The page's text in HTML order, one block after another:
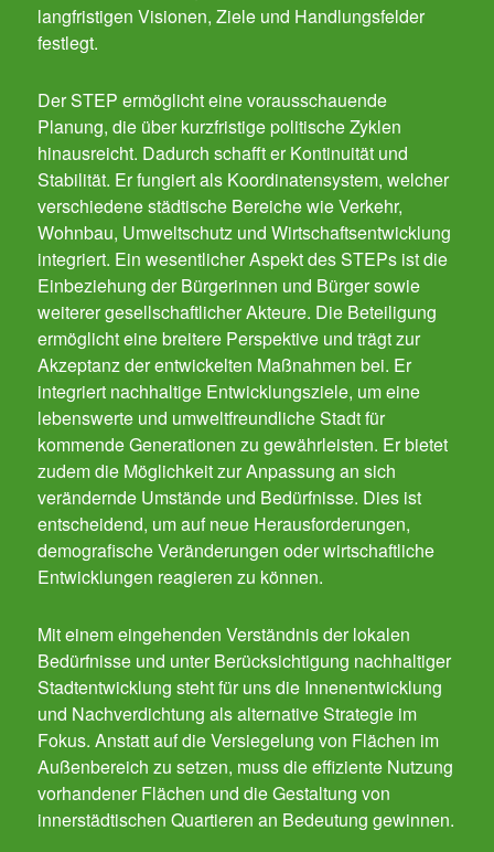
langfristigen Visionen, Ziele und Handlungsfelder
festlegt.
Der STEP ermöglicht eine vorausschauende
Planung, die über kurzfristige politische Zyklen
hinausreicht. Dadurch schafft er Kontinuität und
Stabilität. Er fungiert als Koordinatensystem, welcher
verschiedene städtische Bereiche wie Verkehr,
Wohnbau, Umweltschutz und Wirtschaftsentwicklung
integriert. Ein wesentlicher Aspekt des STEPs ist die
Einbeziehung der Bürgerinnen und Bürger sowie
weiterer gesellschaftlicher Akteure. Die Beteiligung
ermöglicht eine breitere Perspektive und trägt zur
Akzeptanz der entwickelten Maßnahmen bei. Er
integriert nachhaltige Entwicklungsziele, um eine
lebenswerte und umweltfreundliche Stadt für
kommende Generationen zu gewährleisten. Er bietet
zudem die Möglichkeit zur Anpassung an sich
verändernde Umstände und Bedürfnisse. Dies ist
entscheidend, um auf neue Herausforderungen,
demografische Veränderungen oder wirtschaftliche
Entwicklungen reagieren zu können.
Mit einem eingehenden Verständnis der lokalen
Bedürfnisse und unter Berücksichtigung nachhaltiger
Stadtentwicklung steht für uns die Innenentwicklung
und Nachverdichtung als alternative Strategie im
Fokus. Anstatt auf die Versiegelung von Flächen im
Außenbereich zu setzen, muss die effiziente Nutzung
vorhandener Flächen und die Gestaltung von
innerstädtischen Quartieren an Bedeutung gewinnen.